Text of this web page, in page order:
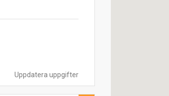
Uppdatera uppgifter